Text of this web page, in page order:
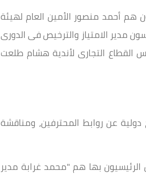
هم أحمد منصور الأمين العام لهيئة
مدير الامتياز والترخيص فى الدورى
القطاع التجارى لأندية هشام طلعت
دولية عن روابط المحترفين، ومناقشة
الرئيسيون بها هم "محمد غرابة مدير